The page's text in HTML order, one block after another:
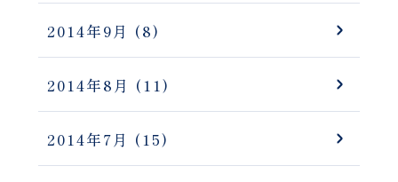
2014年9月 (8)
2014年8月 (11)
2014年7月 (15)